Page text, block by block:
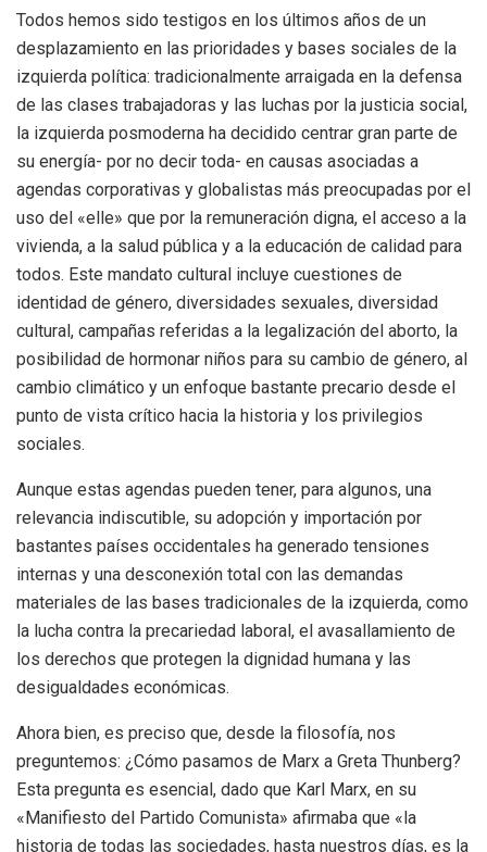
Todos hemos sido testigos en los últimos años de un
desplazamiento en las prioridades y bases sociales de la
izquierda política: tradicionalmente arraigada en la defensa
de las clases trabajadoras y las luchas por la justicia social,
la izquierda posmoderna ha decidido centrar gran parte de
su energía- por no decir toda- en causas asociadas a
agendas corporativas y globalistas más preocupadas por el
uso del «elle» que por la remuneración digna, el acceso a la
vivienda, a la salud pública y a la educación de calidad para
todos. Este mandato cultural incluye cuestiones de
identidad de género, diversidades sexuales, diversidad
cultural, campañas referidas a la legalización del aborto, la
posibilidad de hormonar niños para su cambio de género, al
cambio climático y un enfoque bastante precario desde el
punto de vista crítico hacia la historia y los privilegios
sociales.
Aunque estas agendas pueden tener, para algunos, una
relevancia indiscutible, su adopción y importación por
bastantes países occidentales ha generado tensiones
internas y una desconexión total con las demandas
materiales de las bases tradicionales de la izquierda, como
la lucha contra la precariedad laboral, el avasallamiento de
los derechos que protegen la dignidad humana y las
desigualdades económicas.
Ahora bien, es preciso que, desde la filosofía, nos
preguntemos: ¿Cómo pasamos de Marx a Greta Thunberg?
Esta pregunta es esencial, dado que Karl Marx, en su
«Manifiesto del Partido Comunista» afirmaba que «la
historia de todas las sociedades, hasta nuestros días, es la